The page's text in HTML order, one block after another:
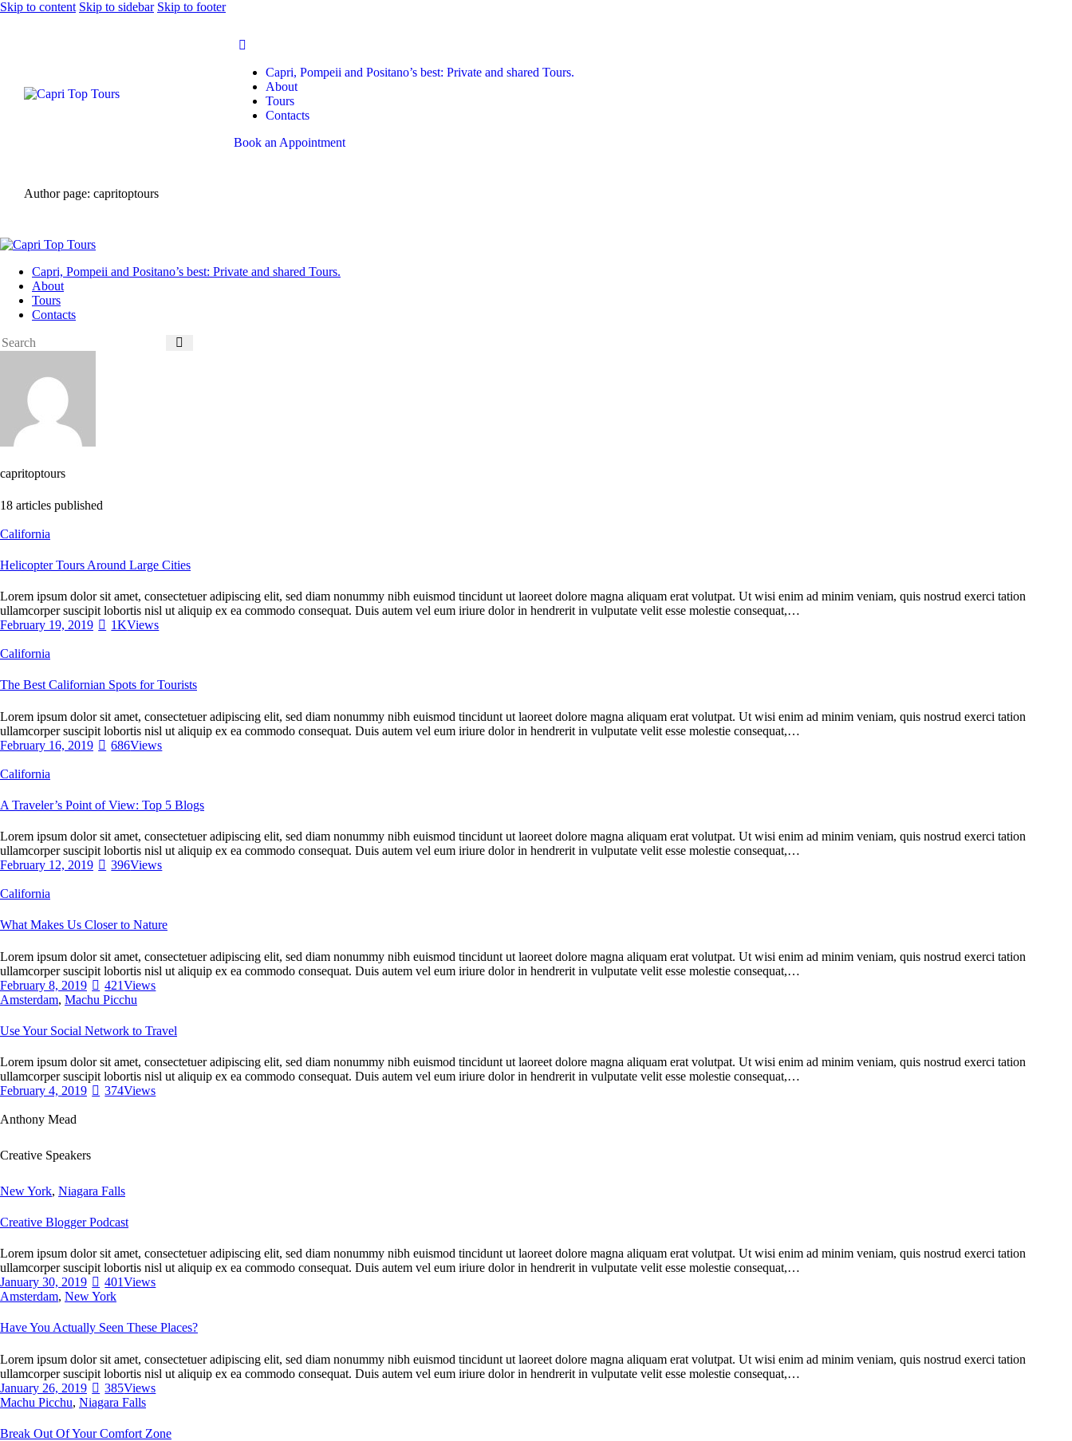
Skip to content Skip to sidebar Skip to footer
Capri, Pompeii and Positano’s best: Private and shared Tours.
About
Tours
Contacts
Book an Appointment
Author page: capritoptours
Capri, Pompeii and Positano’s best: Private and shared Tours.
About
Tours
Contacts
capritoptours
18 articles published
California
Helicopter Tours Around Large Cities
Lorem ipsum dolor sit amet, consectetuer adipiscing elit, sed diam nonummy nibh euismod tincidunt ut laoreet dolore magna aliquam erat volutpat. Ut wisi enim ad minim veniam, quis nostrud exerci tation
ullamcorper suscipit lobortis nisl ut aliquip ex ea commodo consequat. Duis autem vel eum iriure dolor in hendrerit in vulputate velit esse molestie consequat,…
February 19, 2019
1KViews
California
The Best Californian Spots for Tourists
Lorem ipsum dolor sit amet, consectetuer adipiscing elit, sed diam nonummy nibh euismod tincidunt ut laoreet dolore magna aliquam erat volutpat. Ut wisi enim ad minim veniam, quis nostrud exerci tation
ullamcorper suscipit lobortis nisl ut aliquip ex ea commodo consequat. Duis autem vel eum iriure dolor in hendrerit in vulputate velit esse molestie consequat,…
February 16, 2019
686Views
California
A Traveler’s Point of View: Top 5 Blogs
Lorem ipsum dolor sit amet, consectetuer adipiscing elit, sed diam nonummy nibh euismod tincidunt ut laoreet dolore magna aliquam erat volutpat. Ut wisi enim ad minim veniam, quis nostrud exerci tation
ullamcorper suscipit lobortis nisl ut aliquip ex ea commodo consequat. Duis autem vel eum iriure dolor in hendrerit in vulputate velit esse molestie consequat,…
February 12, 2019
396Views
California
What Makes Us Closer to Nature
Lorem ipsum dolor sit amet, consectetuer adipiscing elit, sed diam nonummy nibh euismod tincidunt ut laoreet dolore magna aliquam erat volutpat. Ut wisi enim ad minim veniam, quis nostrud exerci tation
ullamcorper suscipit lobortis nisl ut aliquip ex ea commodo consequat. Duis autem vel eum iriure dolor in hendrerit in vulputate velit esse molestie consequat,…
February 8, 2019
421Views
Amsterdam, Machu Picchu
Use Your Social Network to Travel
Lorem ipsum dolor sit amet, consectetuer adipiscing elit, sed diam nonummy nibh euismod tincidunt ut laoreet dolore magna aliquam erat volutpat. Ut wisi enim ad minim veniam, quis nostrud exerci tation
ullamcorper suscipit lobortis nisl ut aliquip ex ea commodo consequat. Duis autem vel eum iriure dolor in hendrerit in vulputate velit esse molestie consequat,…
February 4, 2019
374Views
Anthony Mead
Creative Speakers
New York, Niagara Falls
Creative Blogger Podcast
Lorem ipsum dolor sit amet, consectetuer adipiscing elit, sed diam nonummy nibh euismod tincidunt ut laoreet dolore magna aliquam erat volutpat. Ut wisi enim ad minim veniam, quis nostrud exerci tation
ullamcorper suscipit lobortis nisl ut aliquip ex ea commodo consequat. Duis autem vel eum iriure dolor in hendrerit in vulputate velit esse molestie consequat,…
January 30, 2019
401Views
Amsterdam, New York
Have You Actually Seen These Places?
Lorem ipsum dolor sit amet, consectetuer adipiscing elit, sed diam nonummy nibh euismod tincidunt ut laoreet dolore magna aliquam erat volutpat. Ut wisi enim ad minim veniam, quis nostrud exerci tation
ullamcorper suscipit lobortis nisl ut aliquip ex ea commodo consequat. Duis autem vel eum iriure dolor in hendrerit in vulputate velit esse molestie consequat,…
January 26, 2019
385Views
Machu Picchu, Niagara Falls
Break Out Of Your Comfort Zone